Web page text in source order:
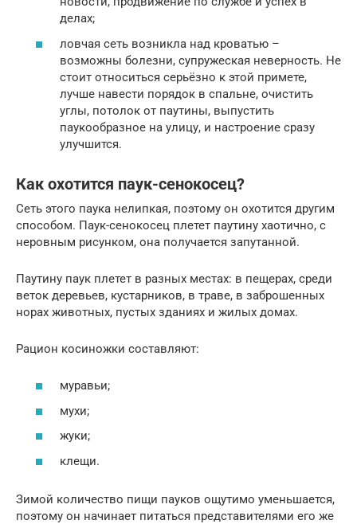
делах;
ловчая сеть возникла над кроватью –
возможны болезни, супружеская неверность. Не
стоит относиться серьёзно к этой примете,
лучше навести порядок в спальне, очистить
углы, потолок от паутины, выпустить
паукообразное на улицу, и настроение сразу
улучшится.
Как охотится паук-сенокосец?
Сеть этого паука нелипкая, поэтому он охотится другим
способом. Паук-сенокосец плетет паутину хаотично, с
неровным рисунком, она получается запутанной.
Паутину паук плетет в разных местах: в пещерах, среди
веток деревьев, кустарников, в траве, в заброшенных
норах животных, пустых зданиях и жилых домах.
Рацион косиножки составляют:
муравьи;
мухи;
жуки;
клещи.
Зимой количество пищи пауков ощутимо уменьшается,
поэтому он начинает питаться представителями его же